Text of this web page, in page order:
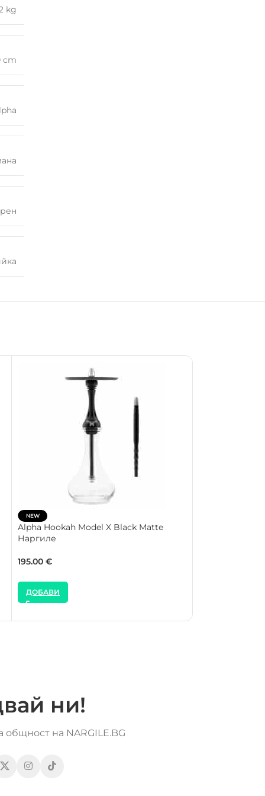
kg
cm
NEW
Alpha Hookah Model X Black Matte
Наргиле
195.00 €
ДОБАВИ
ни!
общност на NARGILE.BG